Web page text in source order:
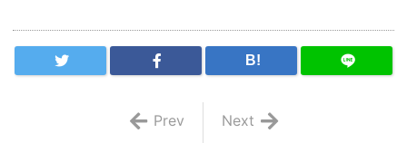
B!
Next
Prev